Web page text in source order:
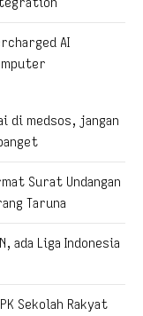
AI
di medsos, jangan
Surat Undangan
Taruna
ada Liga Indonesia
Sekolah Rakyat